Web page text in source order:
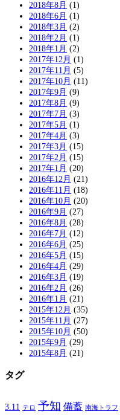
2018年8月 (1)
2018年6月 (1)
2018年3月 (2)
2018年2月 (1)
2018年1月 (2)
2017年12月 (1)
2017年11月 (5)
2017年10月 (11)
2017年9月 (9)
2017年8月 (9)
2017年7月 (3)
2017年5月 (1)
2017年4月 (3)
2017年3月 (15)
2017年2月 (15)
2017年1月 (20)
2016年12月 (21)
2016年11月 (18)
2016年10月 (20)
2016年9月 (27)
2016年8月 (28)
2016年7月 (12)
2016年6月 (25)
2016年5月 (15)
2016年4月 (29)
2016年3月 (19)
2016年2月 (26)
2016年1月 (21)
2015年12月 (35)
2015年11月 (27)
2015年10月 (50)
2015年9月 (29)
2015年8月 (21)
タグ
3.11 テロ 予知 備蓄 南海トラフ